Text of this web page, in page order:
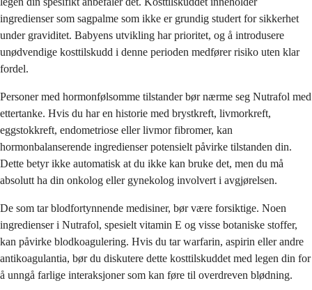
ingredienser som sagpalme som ikke er grundig studert for sikkerhet
under graviditet. Babyens utvikling har prioritet, og å introdusere
unødvendige kosttilskudd i denne perioden medfører risiko uten klar
fordel.
Personer med hormonfølsomme tilstander bør nærme seg Nutrafol med
ettertanke. Hvis du har en historie med brystkreft, livmorkreft,
eggstokkreft, endometriose eller livmor fibromer, kan
hormonbalanserende ingredienser potensielt påvirke tilstanden din.
Dette betyr ikke automatisk at du ikke kan bruke det, men du må
absolutt ha din onkolog eller gynekolog involvert i avgjørelsen.
De som tar blodfortynnende medisiner, bør være forsiktige. Noen
ingredienser i Nutrafol, spesielt vitamin E og visse botaniske stoffer,
kan påvirke blodkoagulering. Hvis du tar warfarin, aspirin eller andre
antikoagulantia, bør du diskutere dette kosttilskuddet med legen din for
å unngå farlige interaksjoner som kan føre til overdreven blødning.